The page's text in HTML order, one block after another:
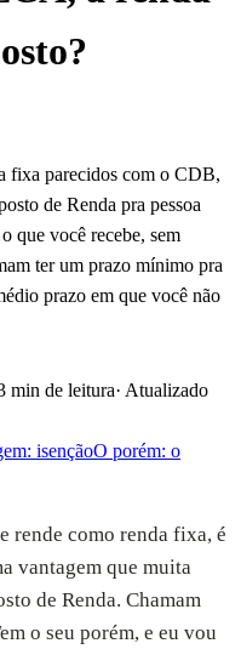
fixa parecidos com o CDB,
de Renda pra pessoa
que você recebe, sem
ter um prazo mínimo pra
prazo em que você não
min de leitura· Atualizado
isençãoO porém: o
rende como renda fixa, é
vantagem que muita
de Renda. Chamam
o seu porém, e eu vou